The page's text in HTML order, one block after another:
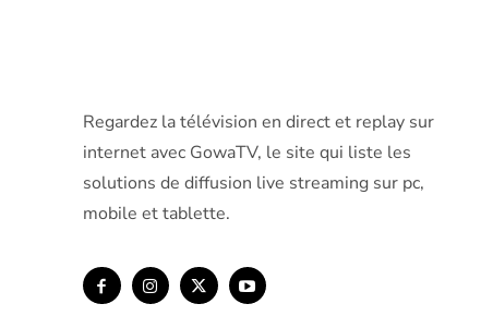
Regardez la télévision en direct et replay sur
internet avec GowaTV, le site qui liste les
solutions de diffusion live streaming sur pc,
mobile et tablette.